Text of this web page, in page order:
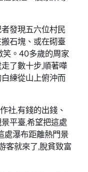
發現五六位村民
石塊、或在砌臺
笑。40多歲的周家
了數十步,順著嘩
練從山上俯沖而
社,有錢的出錢、
平臺,希望把這處
處瀑布距離熱門景
客就來了,脫貧致富